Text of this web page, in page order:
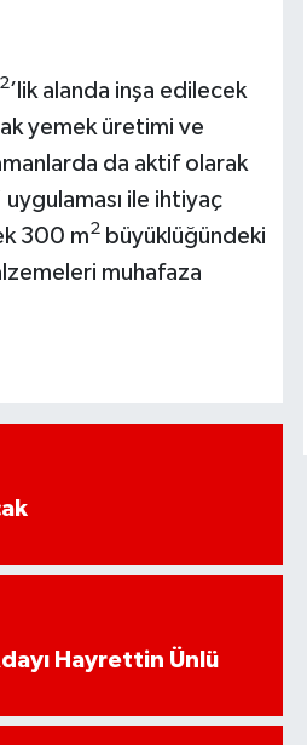
2’lik alanda inşa edilecek
yemek üretimi ve
da aktif olarak
ile ihtiyaç
300 m2büyüklüğündeki
muhafaza
Hayrettin Ünlü